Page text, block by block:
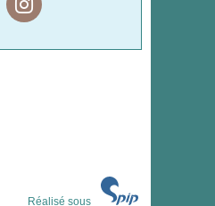
Réalisé sous